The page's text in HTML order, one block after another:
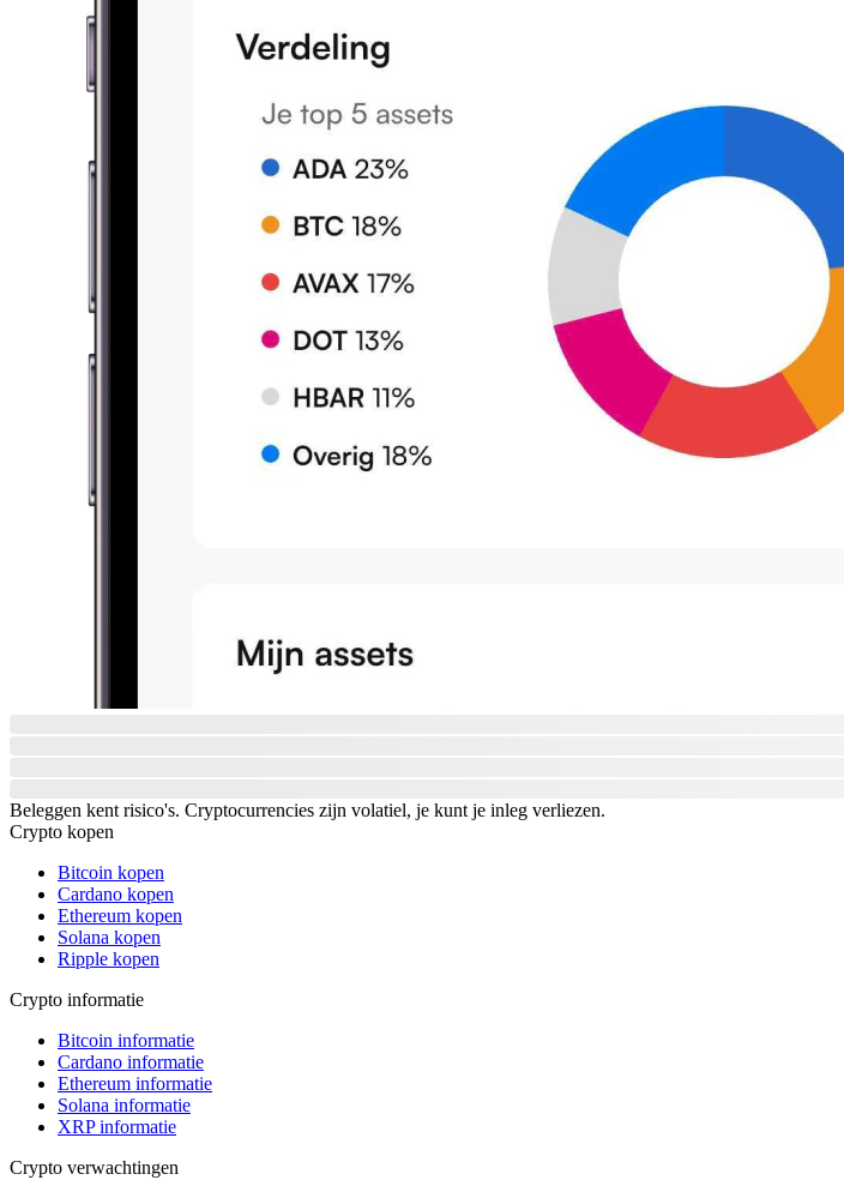
Beleggen kent risico's. Cryptocurrencies zijn volatiel, je kunt je inleg verliezen.
Crypto kopen
Bitcoin kopen
Cardano kopen
Ethereum kopen
Solana kopen
Ripple kopen
Crypto informatie
Bitcoin informatie
Cardano informatie
Ethereum informatie
Solana informatie
XRP informatie
Crypto verwachtingen